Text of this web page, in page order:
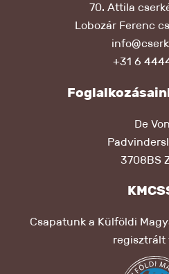
70. Attila
Lobozár Ferenc
+31 6
De
3708BS
Csapatunk a Külföldi
regisztrált